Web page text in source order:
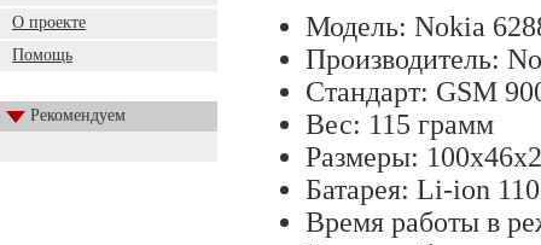
О проекте
Помощь
Рекомендуем
Модель: Nokia
Производитель:
Стандарт: GSM
Вес: 115 грамм
Размеры:
Батарея: Li-ion
Время работы в